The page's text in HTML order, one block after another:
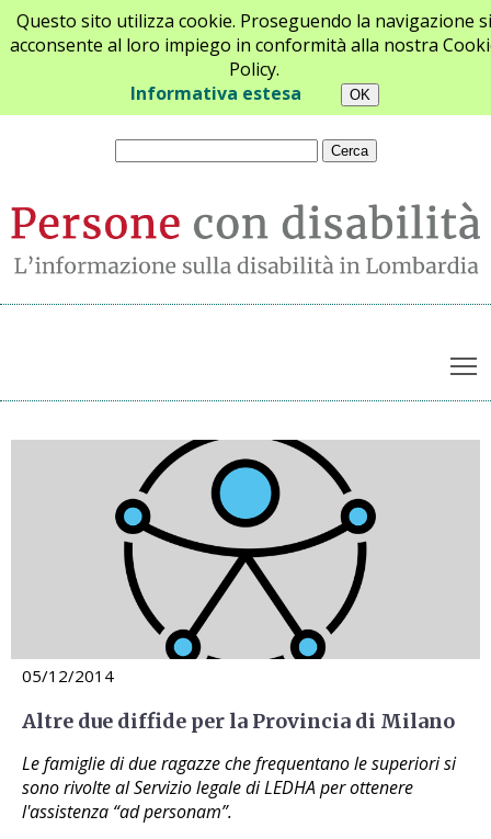
Questo sito utilizza cookie. Proseguendo la navigazione si
acconsente al loro impiego in conformità alla nostra
Policy.
Informativa estesa
Chi siamo Newsletter Contatti
Archivio notizie
05/12/2014
Altre due diffide per la Provincia di Milano
Le famiglie di due ragazze che frequentano le superiori si
sono rivolte al Servizio legale di LEDHA per ottenere
l'assistenza “ad personam”.